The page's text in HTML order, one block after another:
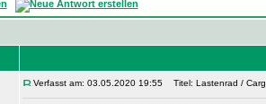
Verfasst am: 03.05.2020 19:55 Titel: Lastenrad /